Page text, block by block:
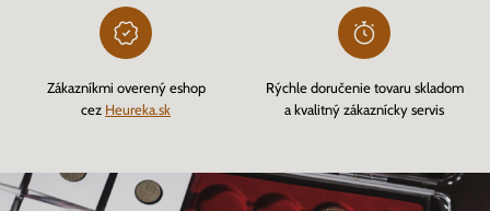
Zákazníkmi overený eshop
cez Heureka.sk
Rýchle doručenie tovaru skladom
a kvalitný zákaznícky servis